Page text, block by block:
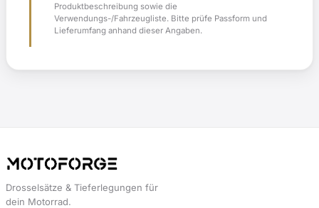
Produktbeschreibung sowie die
Verwendungs-/Fahrzeugliste. Bitte prüfe Passform und
Lieferumfang anhand dieser Angaben.
Drosselsätze & Tieferlegungen für
dein Motorrad.